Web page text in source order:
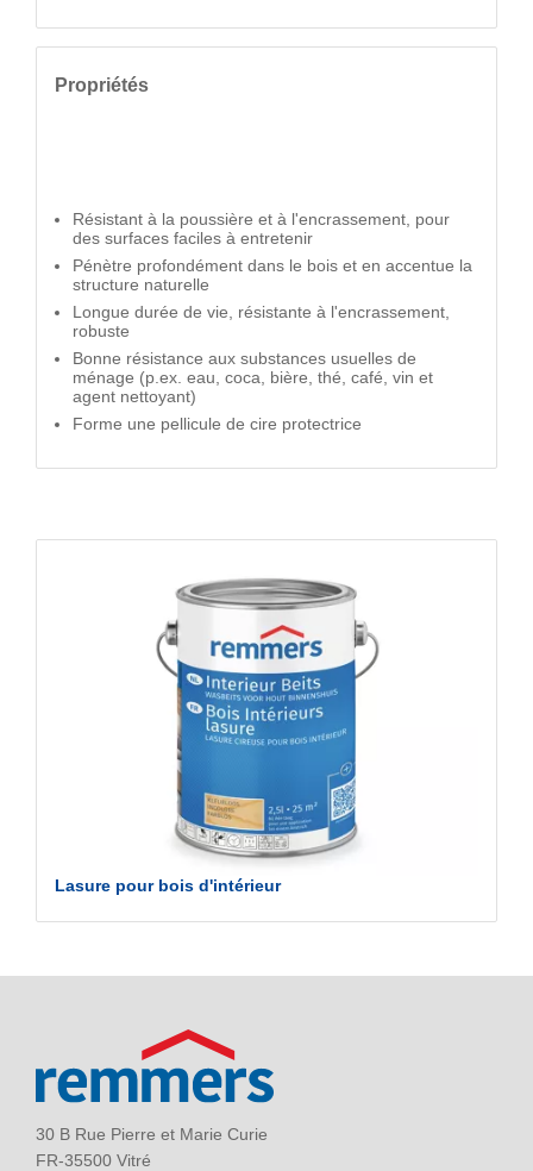
Propriétés
Résistant à la poussière et à l'encrassement, pour
des surfaces faciles à entretenir
Pénètre profondément dans le bois et en accentue la
structure naturelle
Longue durée de vie, résistante à l'encrassement,
robuste
Bonne résistance aux substances usuelles de
ménage (p.ex. eau, coca, bière, thé, café, vin et
agent nettoyant)
Forme une pellicule de cire protectrice
Lasure pour bois d'intérieur
30 B Rue Pierre et Marie Curie
FR-35500 Vitré